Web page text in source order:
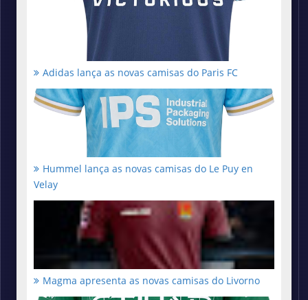
Adidas lança as novas camisas do Paris FC
Hummel lança as novas camisas do Le Puy en
Velay
Magma apresenta as novas camisas do Livorno